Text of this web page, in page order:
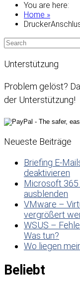
You are here:
Home »
Unterstützung
Problem gelöst?
der Unterstützung!
Neueste Beiträge
Briefing E-
deaktivieren
Microsoft 365
ausblenden
VMware –
vergrößert
WSUS –
Was tun?
Wo liegen
Beliebt